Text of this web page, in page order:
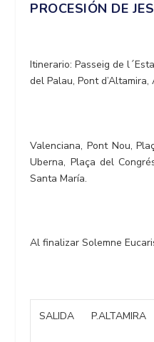
PROCESIÓN DE
Itinerario: Passeig de
del Palau, Pont
Valenciana, Pont Nou,
Uberna, Plaça del
Santa María.
Al finalizar Solemne
SALIDA P.ALTAMIRA